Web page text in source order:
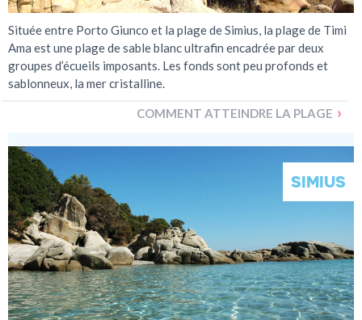
Située entre Porto Giunco et la plage de Simius, la plage de Timi
Ama est une plage de sable blanc ultrafin encadrée par deux
groupes d’écueils imposants. Les fonds sont peu profonds et
sablonneux, la mer cristalline.
COMMENT ATTEINDRE LA PLAGE
SIMIUS